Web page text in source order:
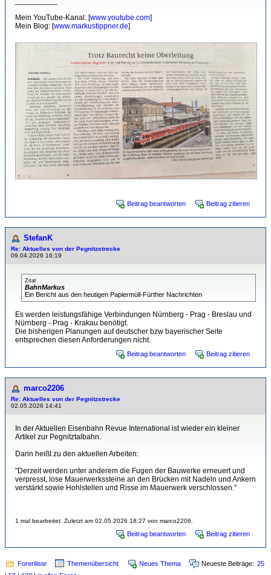
Mein YouTube-Kanal: [www.youtube.com]
Mein Blog: [www.markustippner.de]
Beitrag beantworten Beitrag zitieren
StefanK
Re: Aktuelles von der Pegnitzstrecke
09.04.2026 16:19
Zitat
BahnMarkus
Ein Bericht aus den heutigen Papiermüll-Fürther Nachrichten
Es werden leistungsfähige Verbindungen Nürnberg - Prag - Breslau und
Nürnberg - Prag - Krakau benötigt.
Die bisherigen Planungen auf deutscher bzw bayerischer Seite
entsprechen diesen Anforderungen nicht.
Beitrag beantworten Beitrag zitieren
marco2206
Re: Aktuelles von der Pegnitzstrecke
02.05.2026 14:41
In der Aktuellen Eisenbahn Revue International ist wieder ein kleiner
Artikel zur Pegnitztalbahn.
Darin heißt zu den aktuellen Arbeiten:
"Derzeit werden unter anderem die Fugen der Bauwerke erneuert und
verpresst, lose Mauerwerkssteine an den Brücken mit Nadeln und Ankern
verstärkt sowie Hohlstellen und Risse im Mauerwerk verschlossen."
1 mal bearbeitet. Zuletzt am 02.05.2026 18:27 von marco2206.
Beitrag beantworten Beitrag zitieren
Forenliste Themenübersicht Neues Thema Neueste Beiträge: 25